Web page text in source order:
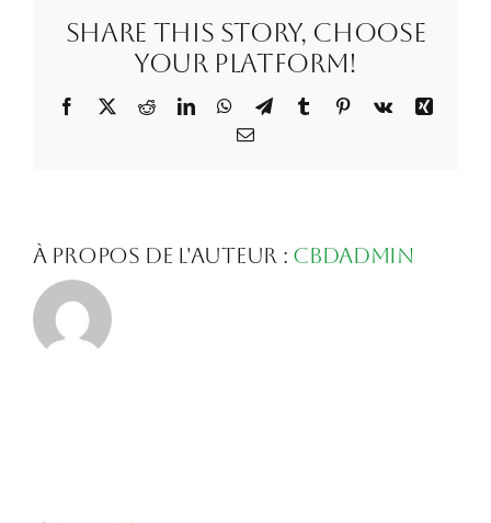
19
Share This Story, Choose
Your Platform!
Facebook
X RedditLinkedInWhatsApp
TelegramTumblr Pinterest
Vk
Xing
Email
À propos de l'auteur : Cbdadmin